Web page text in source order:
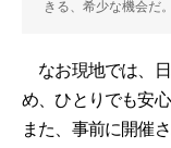
きる、希少な機会だ。
なお現地では、
め、ひとりでも安
また、事前に開催